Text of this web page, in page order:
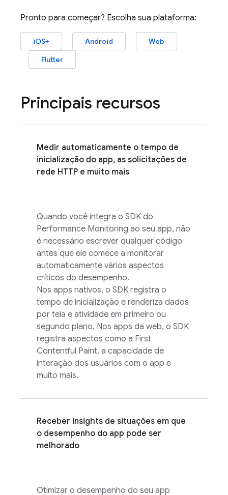
Pronto para começar? Escolha sua plataforma:
iOS+ Android
Web
Flutter
Principais recursos
Medir automaticamente o tempo de
inicialização do app, as solicitações de
rede HTTP e muito mais
Quando você integra o SDK do
Performance Monitoring ao seu app, não
é necessário escrever qualquer código
antes que ele comece a monitorar
automaticamente vários aspectos
críticos do desempenho.
Nos apps nativos, o SDK registra o
tempo de inicialização e renderiza dados
por tela e atividade em primeiro ou
segundo plano. Nos apps da web, o SDK
registra aspectos como a First
Contentful Paint, a capacidade de
interação dos usuários com o app e
muito mais.
Receber insights de situações em que
o desempenho do app pode ser
melhorado
Otimizar o desempenho do seu app